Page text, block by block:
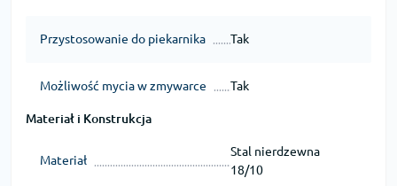
Przystosowanie do piekarnika Tak
Możliwość mycia w zmywarce Tak
Materiał i Konstrukcja
Materiał
Stal nierdzewna
18/10